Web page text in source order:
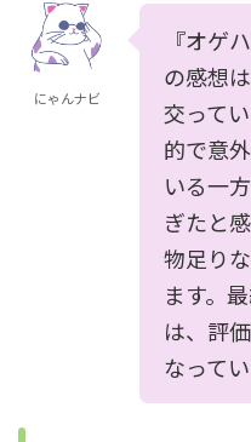
にゃんナビ
『オゲ
の感想
交って
的で意
いる一
ぎたと
物足り
ます。
は、評
なって